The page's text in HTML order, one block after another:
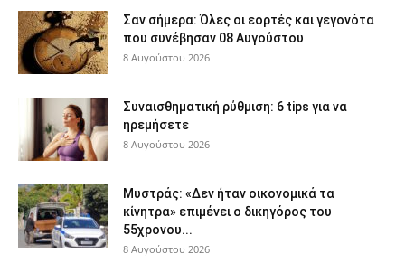
Σαν σήμερα: Όλες οι εορτές και γεγονότα
που συνέβησαν 08 Αυγούστου
8 Αυγούστου 2026
Συναισθηματική ρύθμιση: 6 tips για να
ηρεμήσετε
8 Αυγούστου 2026
Μυστράς: «Δεν ήταν οικονομικά τα
κίνητρα» επιμένει ο δικηγόρος του
55χρονου...
8 Αυγούστου 2026